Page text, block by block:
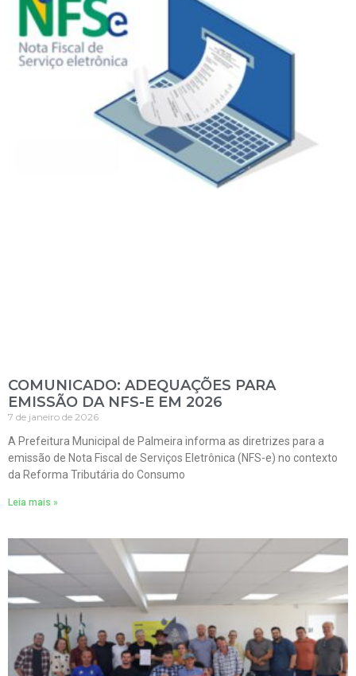
COMUNICADO: ADEQUAÇÕES PARA
EMISSÃO DA NFS-E EM 2026
7 de janeiro de 2026
A Prefeitura Municipal de Palmeira informa as diretrizes para a
emissão de Nota Fiscal de Serviços Eletrônica (NFS-e) no contexto
da Reforma Tributária do Consumo
Leia mais »